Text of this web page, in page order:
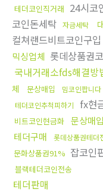
테더코인직거래 24시코
코인돈세탁 자금세탁
컬쳐랜드비트코인구입
믹싱업체 롯데상품권
국내거래소fds해결방
체
문상매입
밈코인팝니다
테더코인추척피하기
fx현
비트코인현금화 문상매입
테더구매 롯데상품권테더
문화상품권91% 잡코인
블랙테더코인전송
테더판매